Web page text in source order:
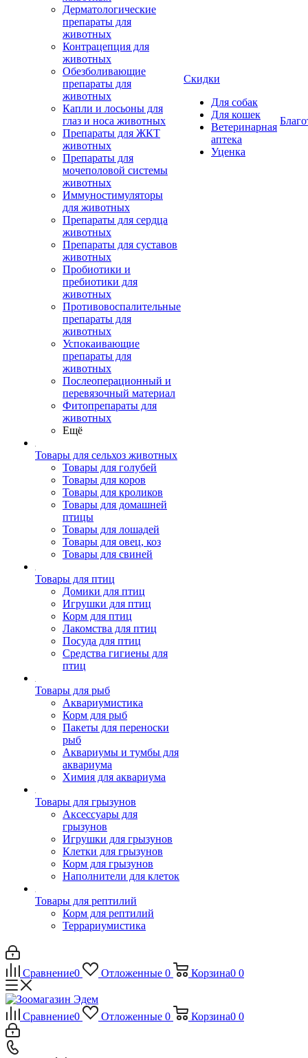
Дерматологические
препараты для
животных
Контрацепция для
животных
Обезболивающие
препараты для
животных
Капли и лосьоны для
глаз и носа животных
Препараты для ЖКТ
животных
Препараты для
мочеполовой системы
животных
Иммуностимуляторы
для животных
Препараты для сердца
животных
Препараты для суставов
животных
Пробиотики и
пребиотики для
животных
Противовоспалительные
препараты для
животных
Успокаивающие
препараты для
животных
Послеоперационный и
перевязочный материал
Фитопрепараты для
животных
Ещё
Товары для сельхоз животных
Товары для голубей
Товары для коров
Товары для кроликов
Товары для домашней
птицы
Товары для лошадей
Товары для овец, коз
Товары для свиней
Товары для птиц
Домики для птиц
Игрушки для птиц
Корм для птиц
Лакомства для птиц
Посуда для птиц
Средства гигиены для
птиц
Товары для рыб
Аквариумистика
Корм для рыб
Пакеты для переноски
рыб
Аквариумы и тумбы для
аквариума
Химия для аквариума
Товары для грызунов
Аксессуары для
грызунов
Игрушки для грызунов
Клетки для грызунов
Корм для грызунов
Наполнители для клеток
Товары для рептилий
Корм для рептилий
Террариумистика
Скидки
Для собак
Для кошек
Ветеринарная
аптека
Уценка
Сравнение0 Отложенные 0 Корзина0 0
Сравнение0 Отложенные 0 Корзина0 0